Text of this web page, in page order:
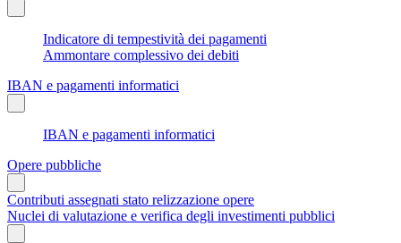
Indicatore di tempestività dei pagamenti
Ammontare complessivo dei debiti
IBAN e pagamenti informatici
IBAN e pagamenti informatici
Opere pubbliche
Contributi assegnati stato relizzazione opere
Nuclei di valutazione e verifica degli investimenti pubblici